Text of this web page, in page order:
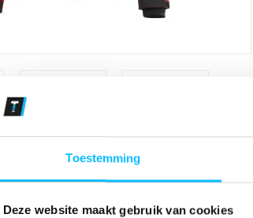
Toestemming
Deze website maakt gebruik van cookies